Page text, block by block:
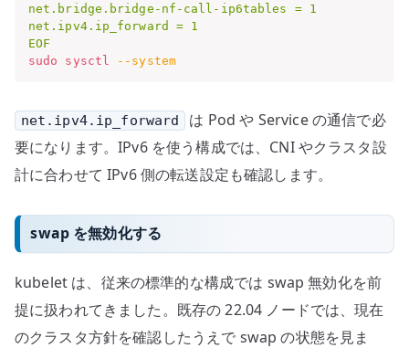
net.bridge.bridge-nf-call-ip6tables = 1
net.ipv4.ip_forward = 1
EOF
sudo
sysctl --system
net.ipv4.ip_forward
は Pod や Service の通信で必
要になります。IPv6 を使う構成では、CNI やクラスタ設
計に合わせて IPv6 側の転送設定も確認します。
swap を無効化する
kubelet は、従来の標準的な構成では swap 無効化を前
提に扱われてきました。既存の 22.04 ノードでは、現在
のクラスタ方針を確認したうえで swap の状態を見ま